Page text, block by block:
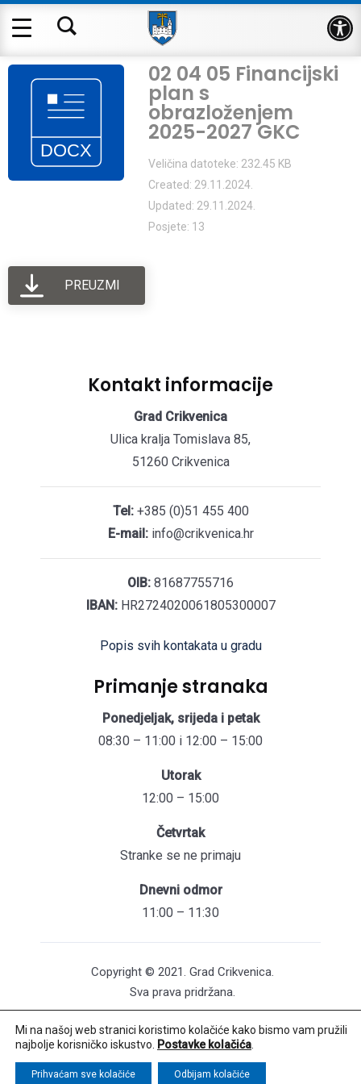
02 04 05 Financijski
plan s
obrazloženjem
2025-2027 GKC
Veličina datoteke: 232.45 KB
Created: 29.11.2024.
Updated: 29.11.2024.
Posjete: 13
PREUZMI
Kontakt informacije
Grad Crikvenica
Ulica kralja Tomislava 85,
51260 Crikvenica
Tel:+385 (0)51 455 400
E-mail:info@crikvenica.hr
OIB: 81687755716
IBAN:HR2724020061805300007
Popis svih kontakata u gradu
Primanje stranaka
Ponedjeljak, srijeda i petak
08:30 – 11:00 i 12:00 – 15:00
Utorak
12:00 – 15:00
Četvrtak
Stranke se ne primaju
Dnevni odmor
11:00 – 11:30
Copyright © 2021. Grad Crikvenica.
Sva prava pridržana.
Pristupačnost mrežnih stranica
Održavanje web stranica: UNICITAS / Izrada:
Creative Media™
Mi na našoj web stranici koristimo kolačiće kako bismo vam pružili
najbolje korisničko iskustvo.
Postavke kolačića
Prihvaćam sve kolačiće Odbijam kolačiće